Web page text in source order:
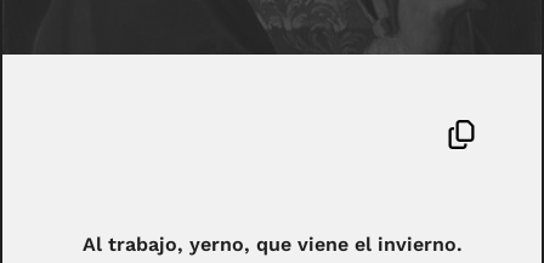
Al trabajo, yerno, que viene el invierno.